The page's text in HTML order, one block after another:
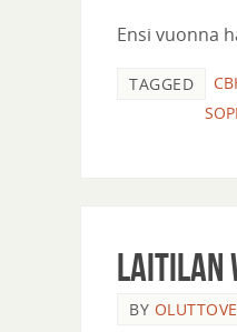
Ensi vuonna
TAGGED
Laitilan
BY